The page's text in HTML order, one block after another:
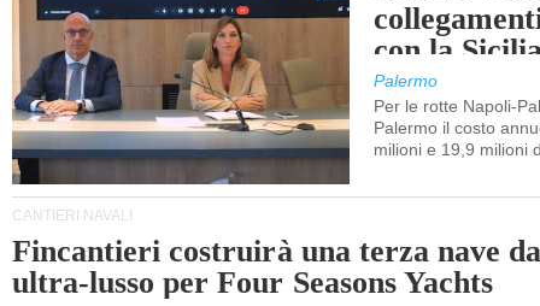
con la
Palermo
Per le rotte Napoli-
Palermo il costo
milioni e 19,9 milioni
CANTIERI NAVALI
Fincantieri costruirà una terza nave
ultra-lusso per Four Seasons Yachts